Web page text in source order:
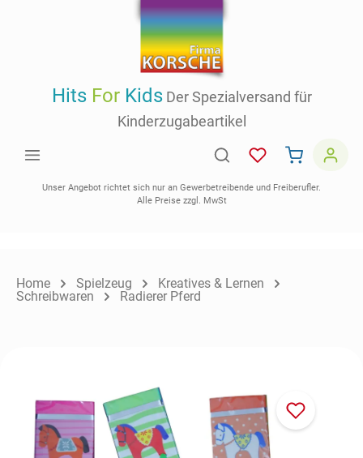
HitsForKidsDer Spezialversand für
Kinderzugabeartikel
Unser Angebot richtet sich nur an Gewerbetreibende und Freiberufler.
Alle Preise zzgl. MwSt
Home Spielzeug
Kreatives & Lernen
Schreibwaren
Radierer Pferd